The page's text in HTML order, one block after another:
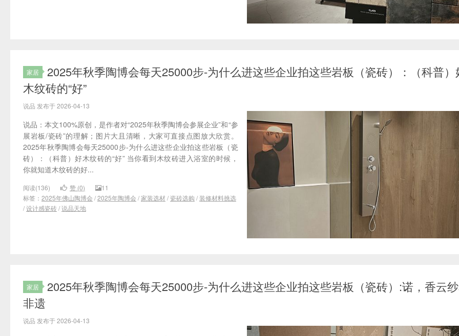
家居
2025年秋季陶博会每天25000步-为什么进这些企业拍这些岩板（瓷砖）：（科普）
木纹砖的“好”
说品 发布于 2026-04-13
说品：本文100%原创，是作者对“2025年秋季陶博会参展企业”和“参
展岩板/瓷砖”的理解；图片大且清晰，大家可直接点图放大欣赏。
2025年秋季陶博会每天25000步-为什么进这些企业拍这些岩板（瓷
砖）：（科普）好木纹砖的“好” 当你看到木纹砖进入浴室的时候，
你就知道木纹砖的好...
阅读(136) 赞 (0)
11
标签： 2025年佛山陶博会 /2025年陶博会 /家装选材 /瓷砖选购 /装修材料挑选
/设计感瓷砖/说品天地
家居
2025年秋季陶博会每天25000步-为什么进这些企业拍这些岩板（瓷砖）:诺，香云
非遗
说品 发布于 2026-04-13